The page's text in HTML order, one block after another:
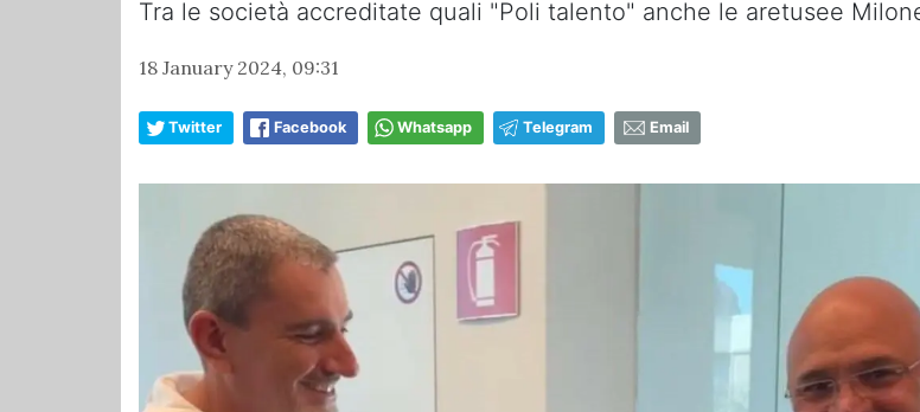
Tra le società accreditate quali "Poli talento" anche le aretusee
18 January 2024, 09:31
Twitter Facebook Whatsapp Telegram Email